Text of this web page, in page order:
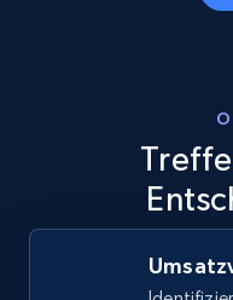
specific keywords
Title, Seller name,
price, Currency,
35.3K+